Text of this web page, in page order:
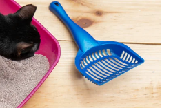
Filhote
Higiene